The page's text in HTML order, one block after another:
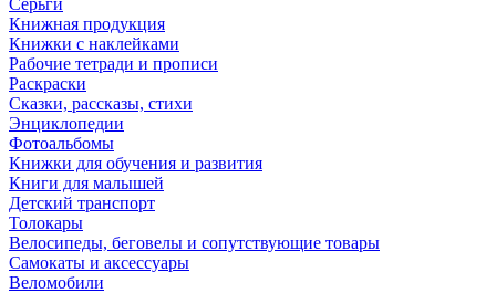
Серьги
Книжная продукция
Книжки с наклейками
Рабочие тетради и прописи
Раскраски
Сказки, рассказы, стихи
Энциклопедии
Фотоальбомы
Книжки для обучения и развития
Книги для малышей
Детский транспорт
Толокары
Велосипеды, беговелы и сопутствующие товары
Самокаты и аксессуары
Веломобили